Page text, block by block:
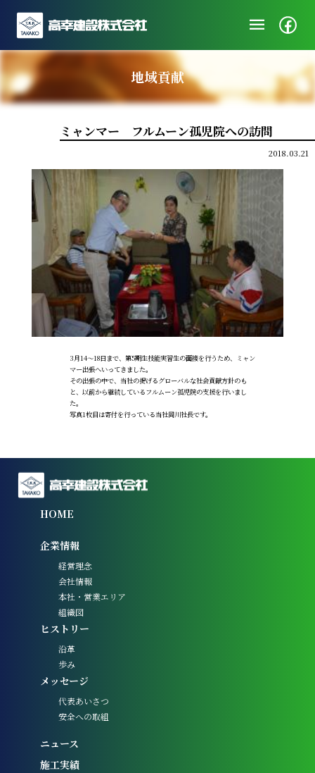
menu
企業情報
ニュース
社会・地域貢献
採用/エントリー
地域貢献
ミャンマー フルムーン孤児院への訪問
2018.03.21
3月14～18日まで、第5期生技能実習生の面接を行うため、ミャン
マー出張へいってきました。
その出張の中で、当社の掲げるグローバルな社会貢献方針のも
と、以前から継続しているフルムーン孤児院の支援を行いまし
た。
写真1枚目は寄付を行っている当社岡川社長です。
HOME
企業情報
経営理念
会社情報
本社・営業エリア
組織図
ヒストリー
沿革
歩み
メッセージ
代表あいさつ
安全への取組
ニュース
施工実績